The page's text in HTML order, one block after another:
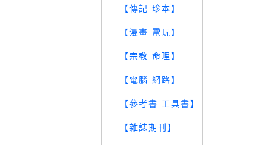
【傳記 珍本】
【漫畫 電玩】
【宗教 命理】
【電腦 網路】
【參考書 工具書】
【雜誌期刊】